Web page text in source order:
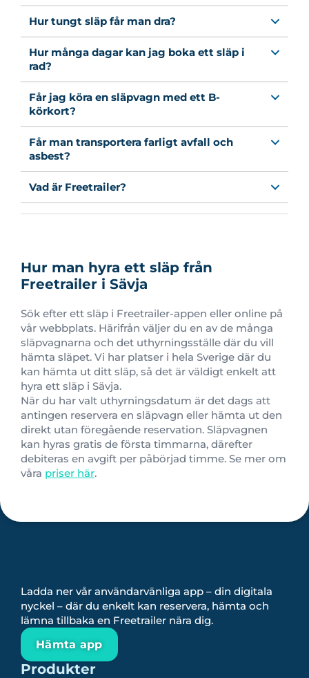
Hur tungt släp får man dra?
Hur många dagar kan jag boka ett släp i
rad?
Får jag köra en släpvagn med ett B-
körkort?
Får man transportera farligt avfall och
asbest?
Vad är Freetrailer?
Hur man hyra ett släp från
Freetrailer i Sävja
Sök efter ett släp i Freetrailer-appen eller online på
vår webbplats. Härifrån väljer du en av de många
släpvagnarna och det uthyrningsställe där du vill
hämta släpet. Vi har platser i hela Sverige där du
kan hämta ut ditt släp, så det är väldigt enkelt att
hyra ett släp i Sävja.
När du har valt uthyrningsdatum är det dags att
antingen reservera en släpvagn eller hämta ut den
direkt utan föregående reservation. Släpvagnen
kan hyras gratis de första timmarna, därefter
debiteras en avgift per påbörjad timme. Se mer om
våra priser här.
Ladda ner vår användarvänliga app – din digitala
nyckel – där du enkelt kan reservera, hämta och
lämna tillbaka en Freetrailer nära dig.
Hämta app
Produkter